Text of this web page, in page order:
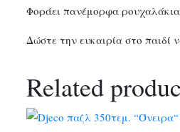
Φοράει πανέμορφα
Δώστε την ευκαιρία στο παιδί
Related